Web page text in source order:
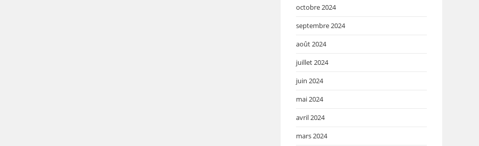
octobre 2024
septembre 2024
août 2024
juillet 2024
juin 2024
mai 2024
avril 2024
mars 2024